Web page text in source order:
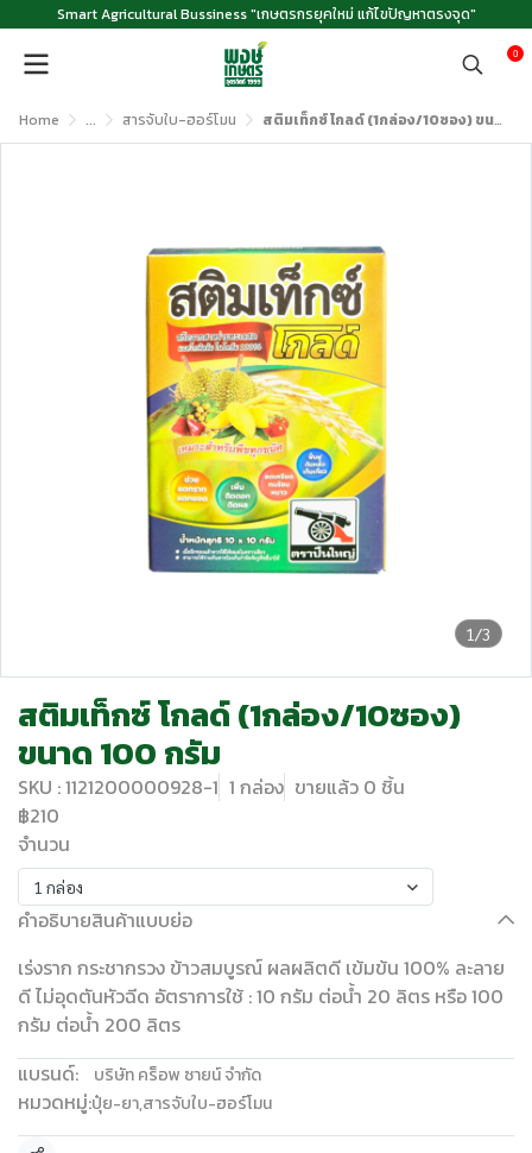
Smart Agricultural Bussiness "เกษตรกรยุคใหม่ แก้ไขปัญหาตรงจุด"
0
Home ... สารจับใบ-ฮอร์โมน สติมเท็กซ์ โกลด์ (1กล่อง/10ซอง) ขนาด 100 กรัม
1/3
สติมเท็กซ์ โกลด์ (1กล่อง/10ซอง)
ขนาด 100 กรัม
SKU : 1121200000928-1 1 กล่อง ขายแล้ว 0 ชิ้น
฿210
จำนวน
1 กล่อง
คำอธิบายสินค้าแบบย่อ
เร่งราก กระชากรวง ข้าวสมบูรณ์ ผลผลิตดี เข้มข้น 100% ละลาย
ดี ไม่อุดตันหัวฉีด อัตราการใช้ : 10 กรัม ต่อน้ำ 20 ลิตร หรือ 100
กรัม ต่อน้ำ 200 ลิตร
แบรนด์:
บริษัท คร็อพ ซายน์ จำกัด
หมวดหมู่:ปุ๋ย-ยา,สารจับใบ-ฮอร์โมน